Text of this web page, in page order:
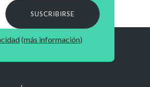
SUSCRIBIRSE
(más información)